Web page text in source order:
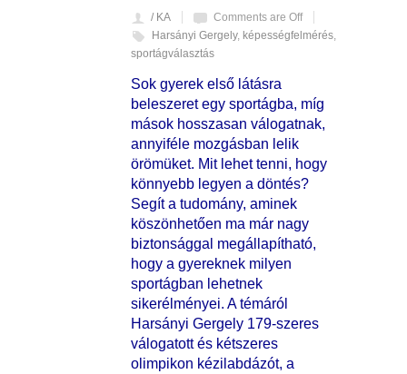
/ KA
Comments are Off
Harsányi Gergely, képességfelmérés,
sportágválasztás
Sok gyerek első látásra
beleszeret egy sportágba, míg
mások hosszasan válogatnak,
annyiféle mozgásban lelik
örömüket. Mit lehet tenni, hogy
könnyebb legyen a döntés?
Segít a tudomány, aminek
köszönhetően ma már nagy
biztonsággal megállapítható,
hogy a gyereknek milyen
sportágban lehetnek
sikerélményei. A témáról
Harsányi Gergely 179-szeres
válogatott és kétszeres
olimpikon kézilabdázót, a